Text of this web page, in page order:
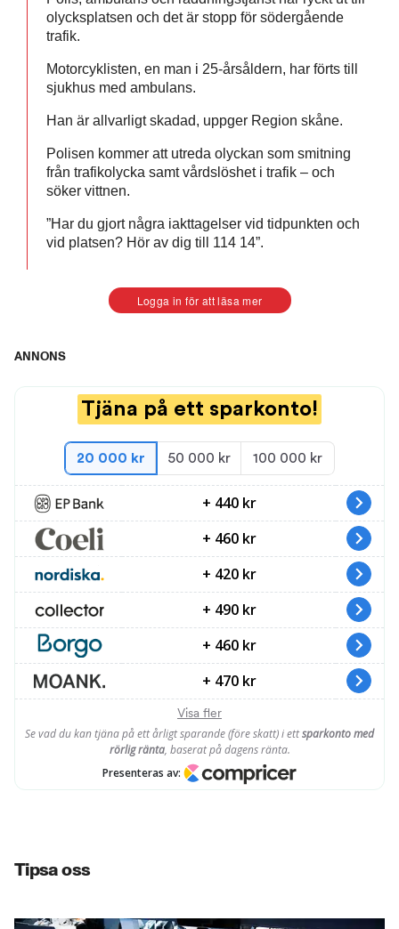
olycksplatsen och det är stopp för södergående
trafik.
Motorcyklisten, en man i 25-årsåldern, har förts till
sjukhus med ambulans.
Han är allvarligt skadad, uppger Region skåne.
Polisen kommer att utreda olyckan som smitning
från trafikolycka samt vårdslöshet i trafik – och
söker vittnen.
”Har du gjort några iakttagelser vid tidpunkten och
vid platsen? Hör av dig till 114 14”.
Logga in för att läsa mer
ANNONS
Tipsa oss